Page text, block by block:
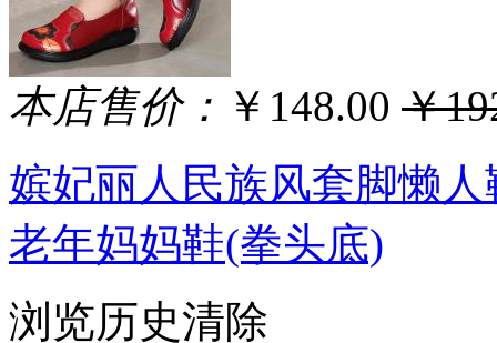
本店售价： ￥148.00 ￥
嫔妃丽人民族风套脚懒
老年妈妈鞋(拳头底)
浏览历史清除